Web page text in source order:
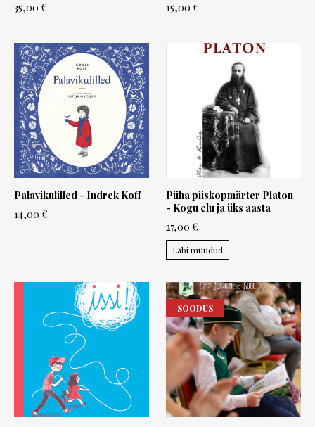
35,00 €
15,00 €
Palavikulilled - Indrek Koff
14,00 €
Püha piiskopmärter Platon
- Kogu elu ja üks aasta
27,00 €
Läbi müüdud
SOODUS